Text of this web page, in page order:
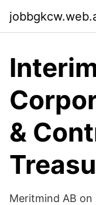
&
Meritmind AB on